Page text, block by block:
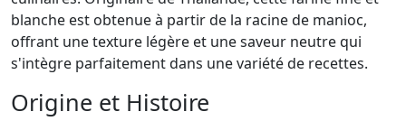
blanche est obtenue à partir de la racine de manioc,
offrant une texture légère et une saveur neutre qui
s'intègre parfaitement dans une variété de recettes.
Origine et Histoire